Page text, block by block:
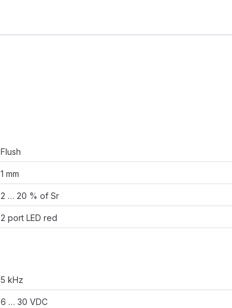
Flush
1 mm
2 … 20 % of Sr
2 port LED red
5 kHz
6 … 30 VDC